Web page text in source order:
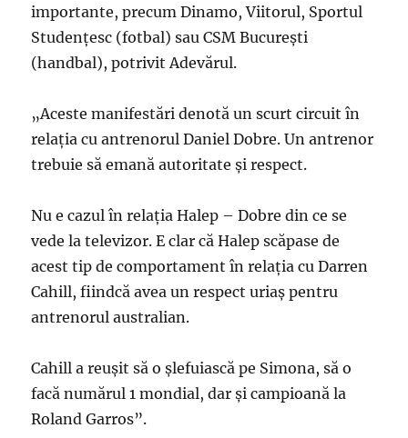
importante, precum Dinamo, Viitorul, Sportul
Studenţesc (fotbal) sau CSM Bucureşti
(handbal), potrivit Adevărul.
„Aceste manifestări denotă un scurt circuit în
relaţia cu antrenorul Daniel Dobre. Un antrenor
trebuie să emană autoritate şi respect.
Nu e cazul în relaţia Halep – Dobre din ce se
vede la televizor. E clar că Halep scăpase de
acest tip de comportament în relaţia cu Darren
Cahill, fiindcă avea un respect uriaş pentru
antrenorul australian.
Cahill a reuşit să o şlefuiască pe Simona, să o
facă numărul 1 mondial, dar şi campioană la
Roland Garros”.